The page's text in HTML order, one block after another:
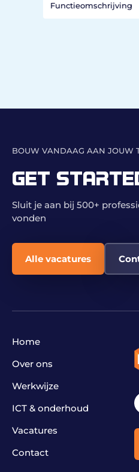
Functieomschrijving
BOUW VANDAAG AAN JOUW
GET
Sluit je aan bij 500+
vonden
Alle vacatures
Home
Over ons
Werkwijze
ICT & onderhoud
Vacatures
Contact